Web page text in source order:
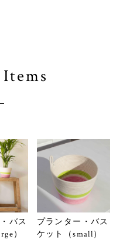
バス
）
プランター・バス
ケット（small）